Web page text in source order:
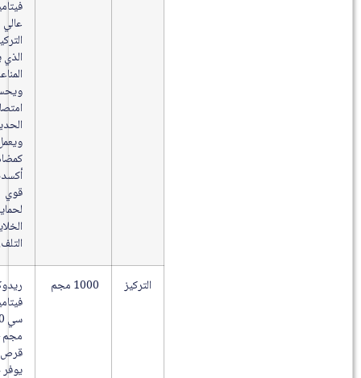
فيتامين C
الذي يدعم
الخلايا من
1000 مجم
ريدوكسون
سي 1000
مجم – 15
قرص فوار
يوفر جرعة